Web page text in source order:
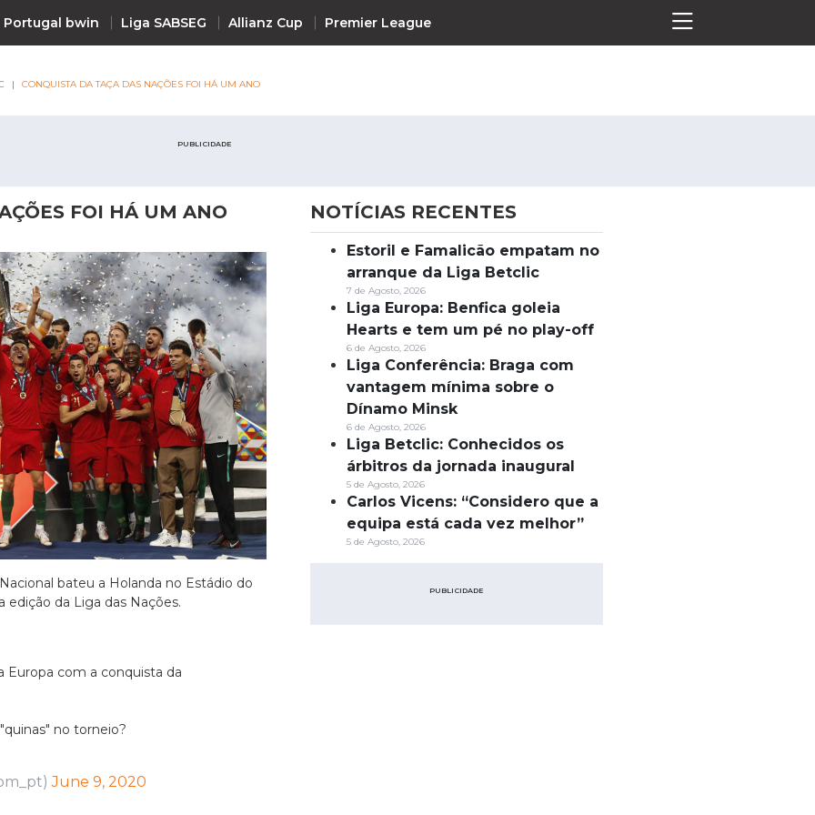
Portugal bwin Liga SABSEG Allianz Cup Premier League
Notícias
Termos e Condições
Política de Privacidade
CONQUISTA DA TAÇA DAS NAÇÕES FOI HÁ UM ANO
PUBLICIDADE
FOI HÁ UM ANO
bateu a Holanda no Estádio do
edição da Liga das Nações.
com a conquista da
no torneio?
June 9, 2020
NOTÍCIAS RECENTES
Estoril e Famalicão empatam no
arranque da Liga Betclic
7 de Agosto, 2026
Liga Europa: Benfica goleia
Hearts e tem um pé no play-off
6 de Agosto, 2026
Liga Conferência: Braga com
vantagem mínima sobre o
Dínamo Minsk
6 de Agosto, 2026
Liga Betclic: Conhecidos os
árbitros da jornada inaugural
5 de Agosto, 2026
Carlos Vicens: “Considero que a
equipa está cada vez melhor”
5 de Agosto, 2026
PUBLICIDADE